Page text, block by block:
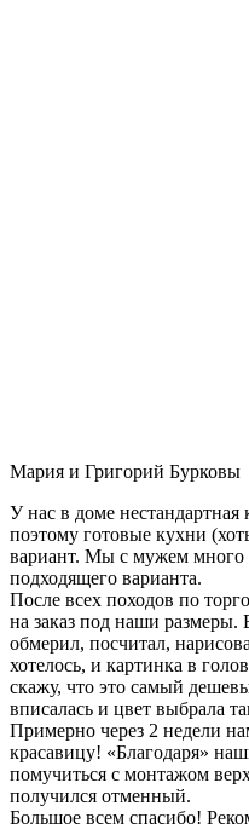
Мария и Григорий Бурковы
У нас в доме нестандартная
поэтому готовые кухни
вариант. Мы с мужем много
подходящего варианта.
После всех походов по
на заказ под наши
обмерил, посчитал,
хотелось, и картинка в
скажу, что это самый
вписалась и цвет выбрала
Примерно через 2 недели
красавицу! «Благодаря»
помучиться с монтажом
получился отменный.
Большое всем спасибо!